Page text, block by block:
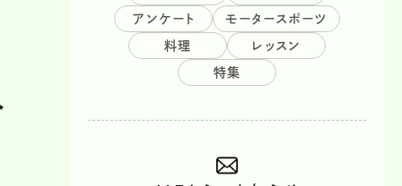
アンケート モータースポーツ
料理 レッスン
特集